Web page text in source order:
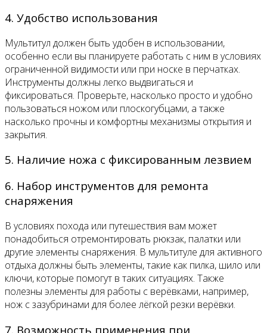
4. Удобство использования
Мультитул должен быть удобен в использовании,
особенно если вы планируете работать с ним в условиях
ограниченной видимости или при носке в перчатках.
Инструменты должны легко выдвигаться и
фиксироваться. Проверьте, насколько просто и удобно
пользоваться ножом или плоскогубцами, а также
насколько прочны и комфортны механизмы открытия и
закрытия.
5. Наличие ножа с фиксированным лезвием
6. Набор инструментов для ремонта
снаряжения
В условиях похода или путешествия вам может
понадобиться отремонтировать рюкзак, палатки или
другие элементы снаряжения. В мультитуле для активного
отдыха должны быть элементы, такие как пилка, шило или
ключи, которые помогут в таких ситуациях. Также
полезны элементы для работы с верёвками, например,
нож с зазубринами для более лёгкой резки верёвки.
7. Возможность применения при